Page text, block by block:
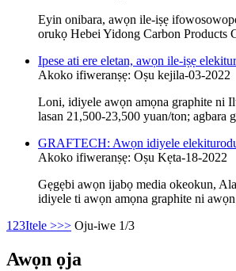
Eyin onibara, awọn ile-iṣẹ
orukọ Hebei Yidong Carbon Products
Ipese ati ere eletan, awọn ile-iṣẹ
Akoko ifiweranṣẹ: Oṣu kejila-03-2022
Loni, idiyele awọn amọna graphite ni
lasan 21,500-23,500 yuan/ton; agbara
GRAFTECH: Awọn idiyele
Akoko ifiweranṣẹ: Oṣu Kẹta-18-2022
Gẹgẹbi awọn ijabọ media okeokun,
idiyele ti awọn amọna graphite ni
1 23Itele >>> Oju-iwe 1/3
Awọn ọja